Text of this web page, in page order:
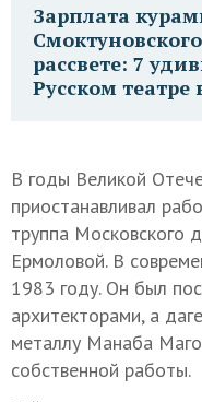
Зарплата
рассвете: 7
Русском театре
В годы Великой
приостанавливал
труппа Московского
Ермоловой. В
1983 году. Он был
архитекторами, а
металлу Манаба
собственной работы.